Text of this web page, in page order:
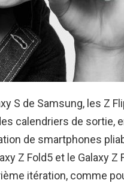
S de Samsung, les Z
calendriers de sortie,
de smartphones
Z Fold5 et le Galaxy Z
itération, comme